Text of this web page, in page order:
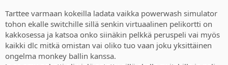
Tarttee varmaan kokeilla ladata vaikka powerwash simulator
tohon ekalle switchille sillä senkin virtuaalinen pelikortti on
kakkosessa ja katsoa onko siinäkin pelkkä peruspeli vai myös
kaikki dlc mitkä omistan vai oliko tuo vaan joku yksittäinen
ongelma monkey ballin kanssa.